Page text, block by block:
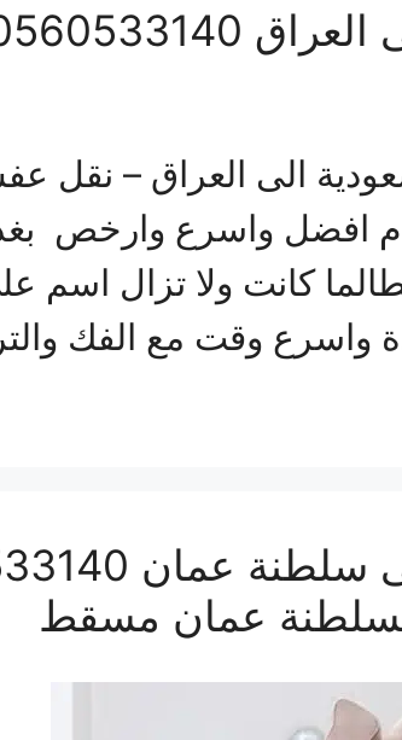
الى العراق – نقل
افضل واسرع وارخص
كانت ولا تزال
وقت مع الفك
عمان مسقط